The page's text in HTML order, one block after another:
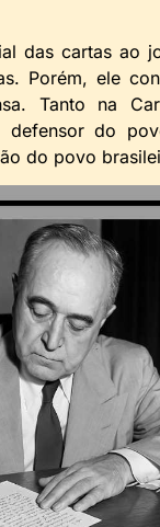
das cartas ao
Porém, ele
Tanto na
defensor do
do povo